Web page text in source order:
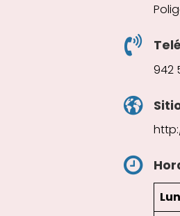
942